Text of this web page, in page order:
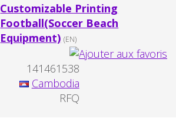
Customizable Printing
Football(Soccer Beach
Equipment) (EN)
141461538
Cambodia
RFQ